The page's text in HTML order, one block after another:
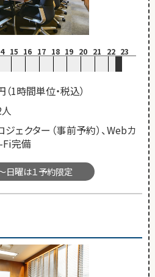
15 16 17 18 19 20 21 22 23
1時間単位・税込）
ジェクター（事前予約）、Webカ
Fi完備
日曜は１予約限定